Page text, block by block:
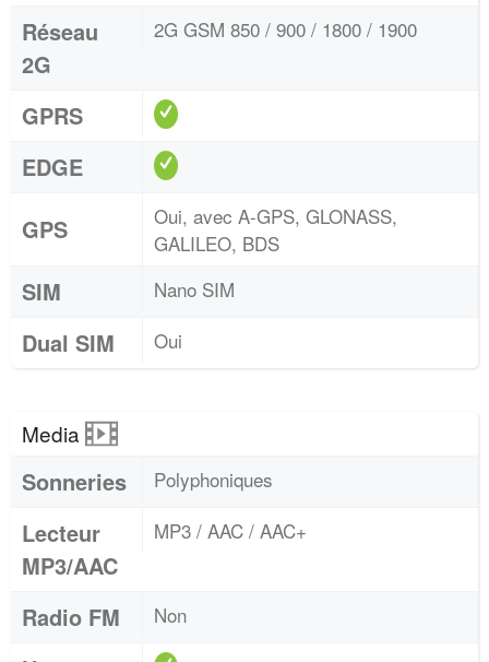
Réseau
2G
2G GSM 850 / 900 / 1800 / 1900
GPRS
EDGE
GPS
Oui, avec A-GPS, GLONASS,
GALILEO, BDS
SIM Nano SIM
Dual SIM Oui
Media
Sonneries Polyphoniques
Lecteur
MP3/AAC
MP3 / AAC / AAC+
Radio FM Non